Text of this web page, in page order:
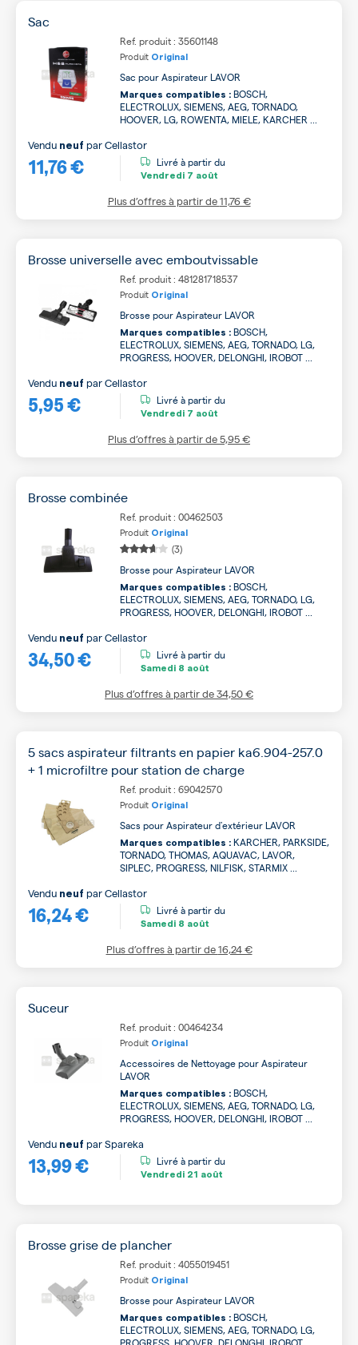
Sac
Ref. produit : 35601148
Produit Original
Sac pour Aspirateur LAVOR
Marques compatibles : BOSCH,
ELECTROLUX, SIEMENS, AEG, TORNADO,
HOOVER, LG, ROWENTA, MIELE, KARCHER ...
11,76 €
Vendu neuf parCellastor
Livré à partir du
Vendredi 7 août
Plus d’offres à partir de11,76 €
Brosse universelle avec emboutvissable
Ref. produit : 481281718537
Produit Original
Brosse pour Aspirateur LAVOR
Marques compatibles : BOSCH,
ELECTROLUX, SIEMENS, AEG, TORNADO, LG,
PROGRESS, HOOVER, DELONGHI, IROBOT ...
5,95 €
Vendu neuf parCellastor
Livré à partir du
Vendredi 7 août
Plus d’offres à partir de5,95 €
Brosse combinée
Ref. produit : 00462503
Produit Original
(3)
Brosse pour Aspirateur LAVOR
Marques compatibles : BOSCH,
ELECTROLUX, SIEMENS, AEG, TORNADO, LG,
PROGRESS, HOOVER, DELONGHI, IROBOT ...
34,50 €
Vendu neuf parCellastor
Livré à partir du
Samedi 8 août
Plus d’offres à partir de34,50 €
5 sacs aspirateur filtrants en papier ka6.904-257.0
+ 1 microfiltre pour station de charge
Ref. produit : 69042570
Produit Original
Sacs pour Aspirateur d'extérieur LAVOR
Marques compatibles : KARCHER, PARKSIDE,
TORNADO, THOMAS, AQUAVAC, LAVOR,
SIPLEC, PROGRESS, NILFISK, STARMIX ...
16,24 €
Vendu neuf parCellastor
Livré à partir du
Samedi 8 août
Plus d’offres à partir de16,24 €
Suceur
Ref. produit : 00464234
Produit Original
Accessoires de Nettoyage pour Aspirateur
LAVOR
Marques compatibles : BOSCH,
ELECTROLUX, SIEMENS, AEG, TORNADO, LG,
PROGRESS, HOOVER, DELONGHI, IROBOT ...
13,99 €
Vendu neuf parSpareka
Livré à partir du
Vendredi 21 août
Brosse grise de plancher
Ref. produit : 4055019451
Produit Original
Brosse pour Aspirateur LAVOR
Marques compatibles : BOSCH,
ELECTROLUX, SIEMENS, AEG, TORNADO, LG,